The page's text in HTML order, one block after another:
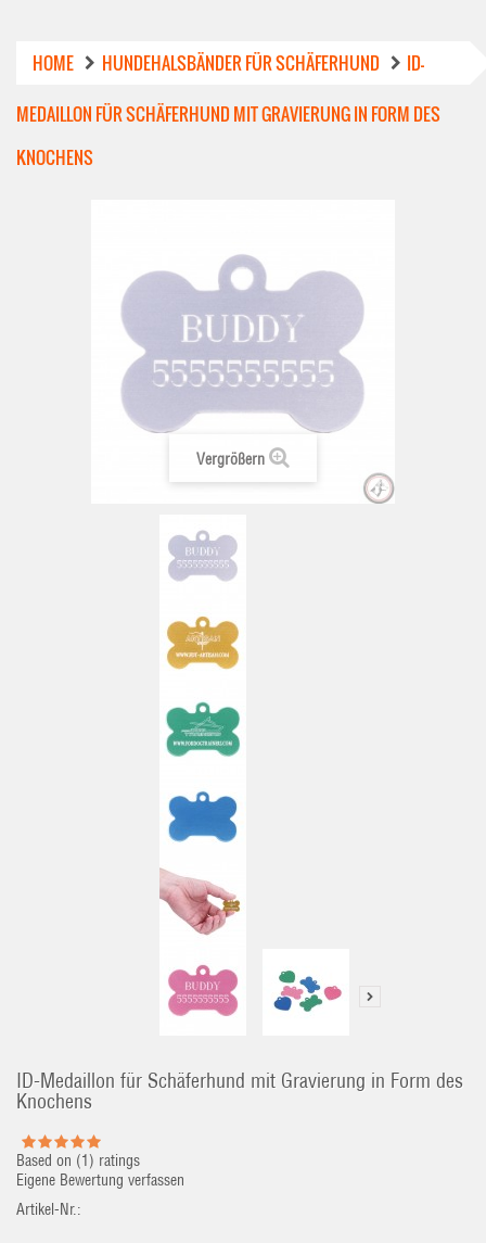
HOME HUNDEHALSBÄNDER FÜR SCHÄFERHUND
ID-
MEDAILLON FÜR SCHÄFERHUND MIT GRAVIERUNG IN FORM DES
KNOCHENS
Vergrößern
ID-Medaillon für Schäferhund mit Gravierung in Form des
Knochens
Based on (1) ratings
Eigene Bewertung verfassen
Artikel-Nr.: